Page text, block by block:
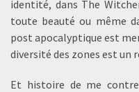
identité, dans The
toute beauté ou même
post apocalyptique est
diversité des zones est un
Et histoire de me